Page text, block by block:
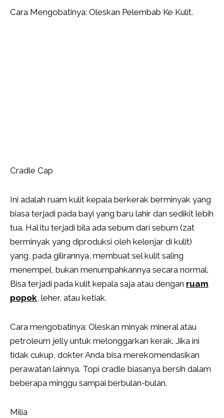
Cara Mengobatinya: Oleskan Pelembab Ke Kulit.
Cradle Cap
Ini adalah ruam kulit kepala berkerak berminyak yang
biasa terjadi pada bayi yang baru lahir dan sedikit lebih
tua. Hal itu terjadi bila ada sebum dari sebum (zat
berminyak yang diproduksi oleh kelenjar di kulit)
yang, pada gilirannya, membuat sel kulit saling
menempel, bukan menumpahkannya secara normal.
Bisa terjadi pada kulit kepala saja atau dengan ruam
popok, leher, atau ketiak.
Cara mengobatinya: Oleskan minyak mineral atau
petroleum jelly untuk melonggarkan kerak. Jika ini
tidak cukup, dokter Anda bisa merekomendasikan
perawatan lainnya. Topi cradle biasanya bersih dalam
beberapa minggu sampai berbulan-bulan.
Milia